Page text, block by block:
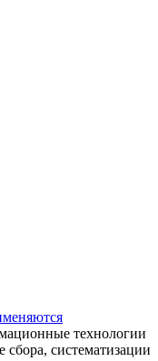
технологии
систематизации